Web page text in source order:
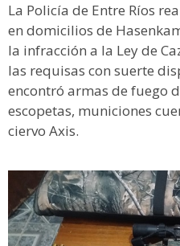
La Policía de Entre Ríos
en domicilios de
la infracción a la Ley de
las requisas con suerte
encontró armas de fuego
escopetas, municiones
ciervo Axis.